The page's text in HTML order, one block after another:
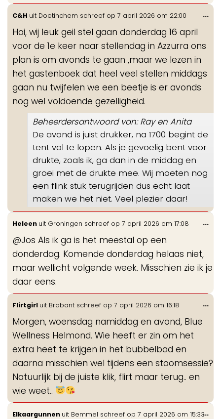
C&H uit Doetinchem schreef op 7 april 2026 om 22:00
Hoi, wij leuk geil stel gaan donderdag 16 april
voor de 1e keer naar stellendag in Azzurra ons
plan is om avonds te gaan ,maar we lezen in
het gastenboek dat heel veel stellen middags
gaan nu twijfelen we een beetje is er avonds
nog wel voldoende gezelligheid.
Beheerdersantwoord van: Ray en Anita
De avond is juist drukker, na 1700 begint de
tent vol te lopen. Als je gevoelig bent voor
drukte, zoals ik, ga dan in de middag en
groei met de drukte mee. Wij moeten nog
een flink stuk terugrijden dus echt laat
maken we het niet. Veel plezier daar!
...
Heleen uit Groningen schreef op 7 april 2026 om 17:08
@Jos Als ik ga is het meestal op een
donderdag. Komende donderdag helaas niet,
maar wellicht volgende week. Misschien zie ik je
daar eens.
...
Flirtgirl uit Brabant schreef op 7 april 2026 om 16:18
Morgen, woensdag namiddag en avond, Blue
Wellness Helmond. Wie heeft er zin om het
extra heet te krijgen in het bubbelbad en
daarna misschien wel tijdens een stoomsessie?
Natuurlijk bij de juiste klik, flirt maar terug.. en
wie weet..
...
Elkaargunnen uit Bemmel schreef op 7 april 2026 om 15:33...